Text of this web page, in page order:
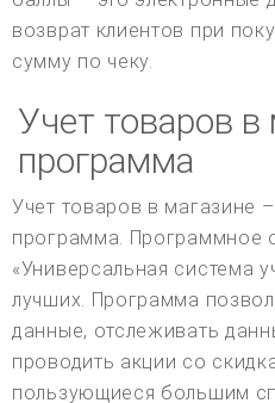
возврат клиентов при
сумму по чеку.
Учет товаров в
программа
Учет товаров в магазине
программа. Программное
«Универсальная система
лучших. Программа
данные, отслеживать
проводить акции со
пользующиеся большим